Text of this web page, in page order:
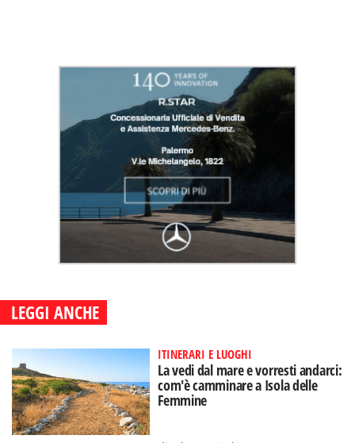
LEGGI ANCHE
ITINERARI E LUOGHI
La vedi dal mare e vorresti andarci:
com'è camminare a Isola delle
Femmine